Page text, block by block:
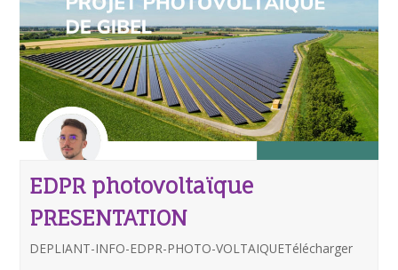
EDPR photovoltaïque
PRESENTATION
DEPLIANT-INFO-EDPR-PHOTO-VOLTAIQUETélécharger